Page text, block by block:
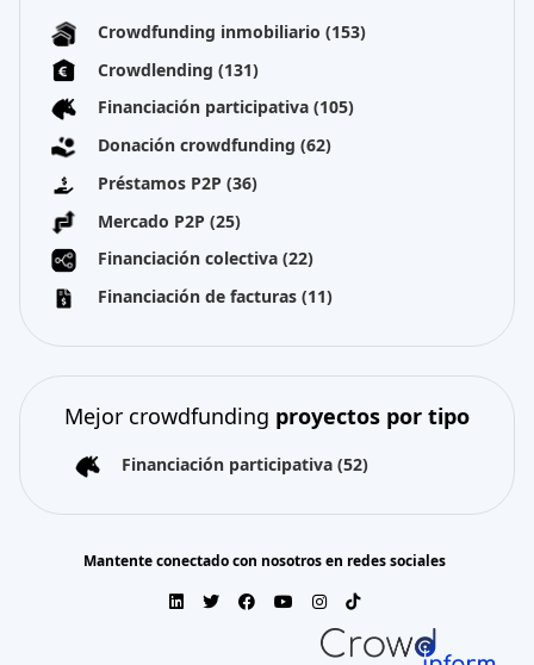
Crowdfunding inmobiliario (153)
Crowdlending (131)
Financiación participativa (105)
Donación crowdfunding (62)
Préstamos P2P (36)
Mercado P2P (25)
Financiación colectiva (22)
Financiación de facturas (11)
Mejor crowdfunding proyectos por tipo
Financiación participativa (52)
Mantente conectado con nosotros en redes sociales